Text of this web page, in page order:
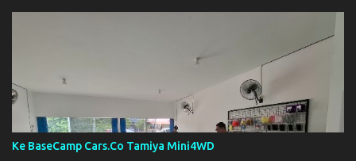
Ke BaseCamp Cars.Co Tamiya Mini4WD